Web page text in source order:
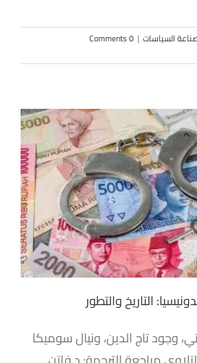
السياسات |
0 Comments
التاريخ والتطور
وجود تاج الدين، ونيال سوميكا